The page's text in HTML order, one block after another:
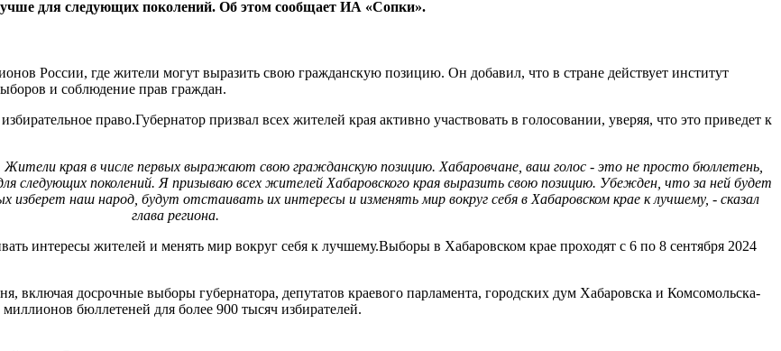
для следующих поколений. Об этом сообщает ИА «Сопки».
России, где жители могут выразить свою гражданскую позицию. Он добавил, что в стране действует институт
и соблюдение прав граждан.
право.Губернатор призвал всех жителей края активно участвовать в голосовании, уверяя, что это приведет к
Жители края в числе первых выражают свою гражданскую позицию. Хабаровчане, ваш голос - это не просто бюллетень,
следующих поколений. Я призываю всех жителей Хабаровского края выразить свою позицию. Убежден, что за ней будет
наш народ, будут отстаивать их интересы и изменять мир вокруг себя в Хабаровском крае к лучшему, - сказал
глава региона.
интересы жителей и менять мир вокруг себя к лучшему.Выборы в Хабаровском крае проходят с 6 по 8 сентября 2024
включая досрочные выборы губернатора, депутатов краевого парламента, городских дум Хабаровска и Комсомольска-
бюллетеней для более 900 тысяч избирателей.